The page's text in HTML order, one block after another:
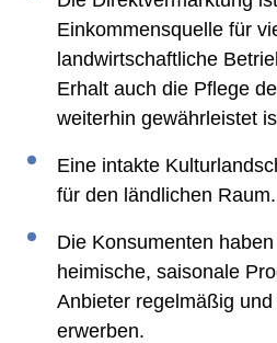
Einkommensquelle für
landwirtschaftliche
Erhalt auch die Pflege
weiterhin gewährleistet
Eine intakte
für den ländlichen Raum.
Die Konsumenten
heimische, saisonale
Anbieter regelmäßig
erwerben.